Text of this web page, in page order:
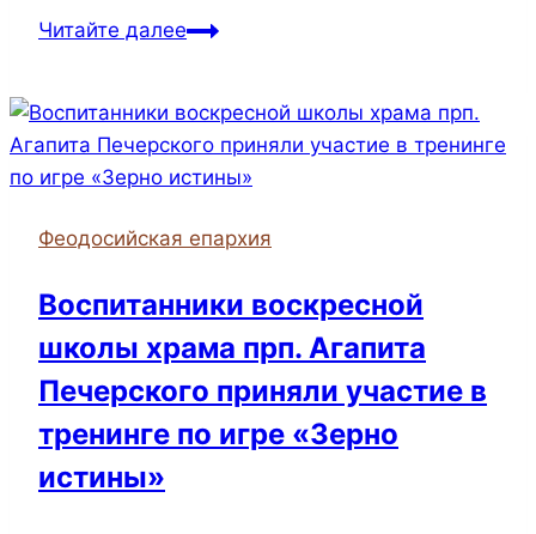
Читайте далееПредставители
поздравили
детей
Керченского
родителей
инвалидов
РОСТ
со
праздником
Феодосийская епархия
Воспитанники воскресной
школы храма прп. Агапита
Печерского приняли участие в
тренинге по игре «Зерно
истины»